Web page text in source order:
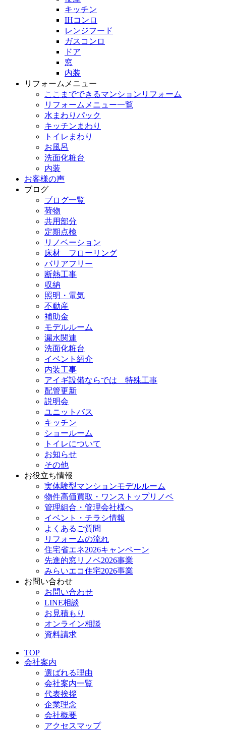
キッチン
IHコンロ
レンジフード
ガスコンロ
ドア
窓
内装
リフォームメニュー
ここまでできるマンションリフォーム
リフォームメニュー一覧
水まわりパック
キッチンまわり
トイレまわり
お風呂
洗面化粧台
内装
お客様の声
ブログ
ブログ一覧
荷物
共用部分
定期点検
リノベーション
床材 フローリング
バリアフリー
断熱工事
収納
照明・電気
不動産
補助金
モデルルーム
漏水関連
洗面化粧台
イベント紹介
内装工事
アイギ設備ならでは 特殊工事
配管更新
説明会
ユニットバス
キッチン
ショールーム
トイレについて
お知らせ
その他
お役立ち情報
実体験型マンションモデルルーム
物件高価買取・ワンストップリノベ
管理組合・管理会社様へ
イベント・チラシ情報
よくあるご質問
リフォームの流れ
住宅省エネ2026キャンペーン
先進的窓リノベ2026事業
みらいエコ住宅2026事業
お問い合わせ
お問い合わせ
LINE相談
お見積もり
オンライン相談
資料請求
TOP
会社案内
選ばれる理由
会社案内一覧
代表挨拶
企業理念
会社概要
アクセスマップ